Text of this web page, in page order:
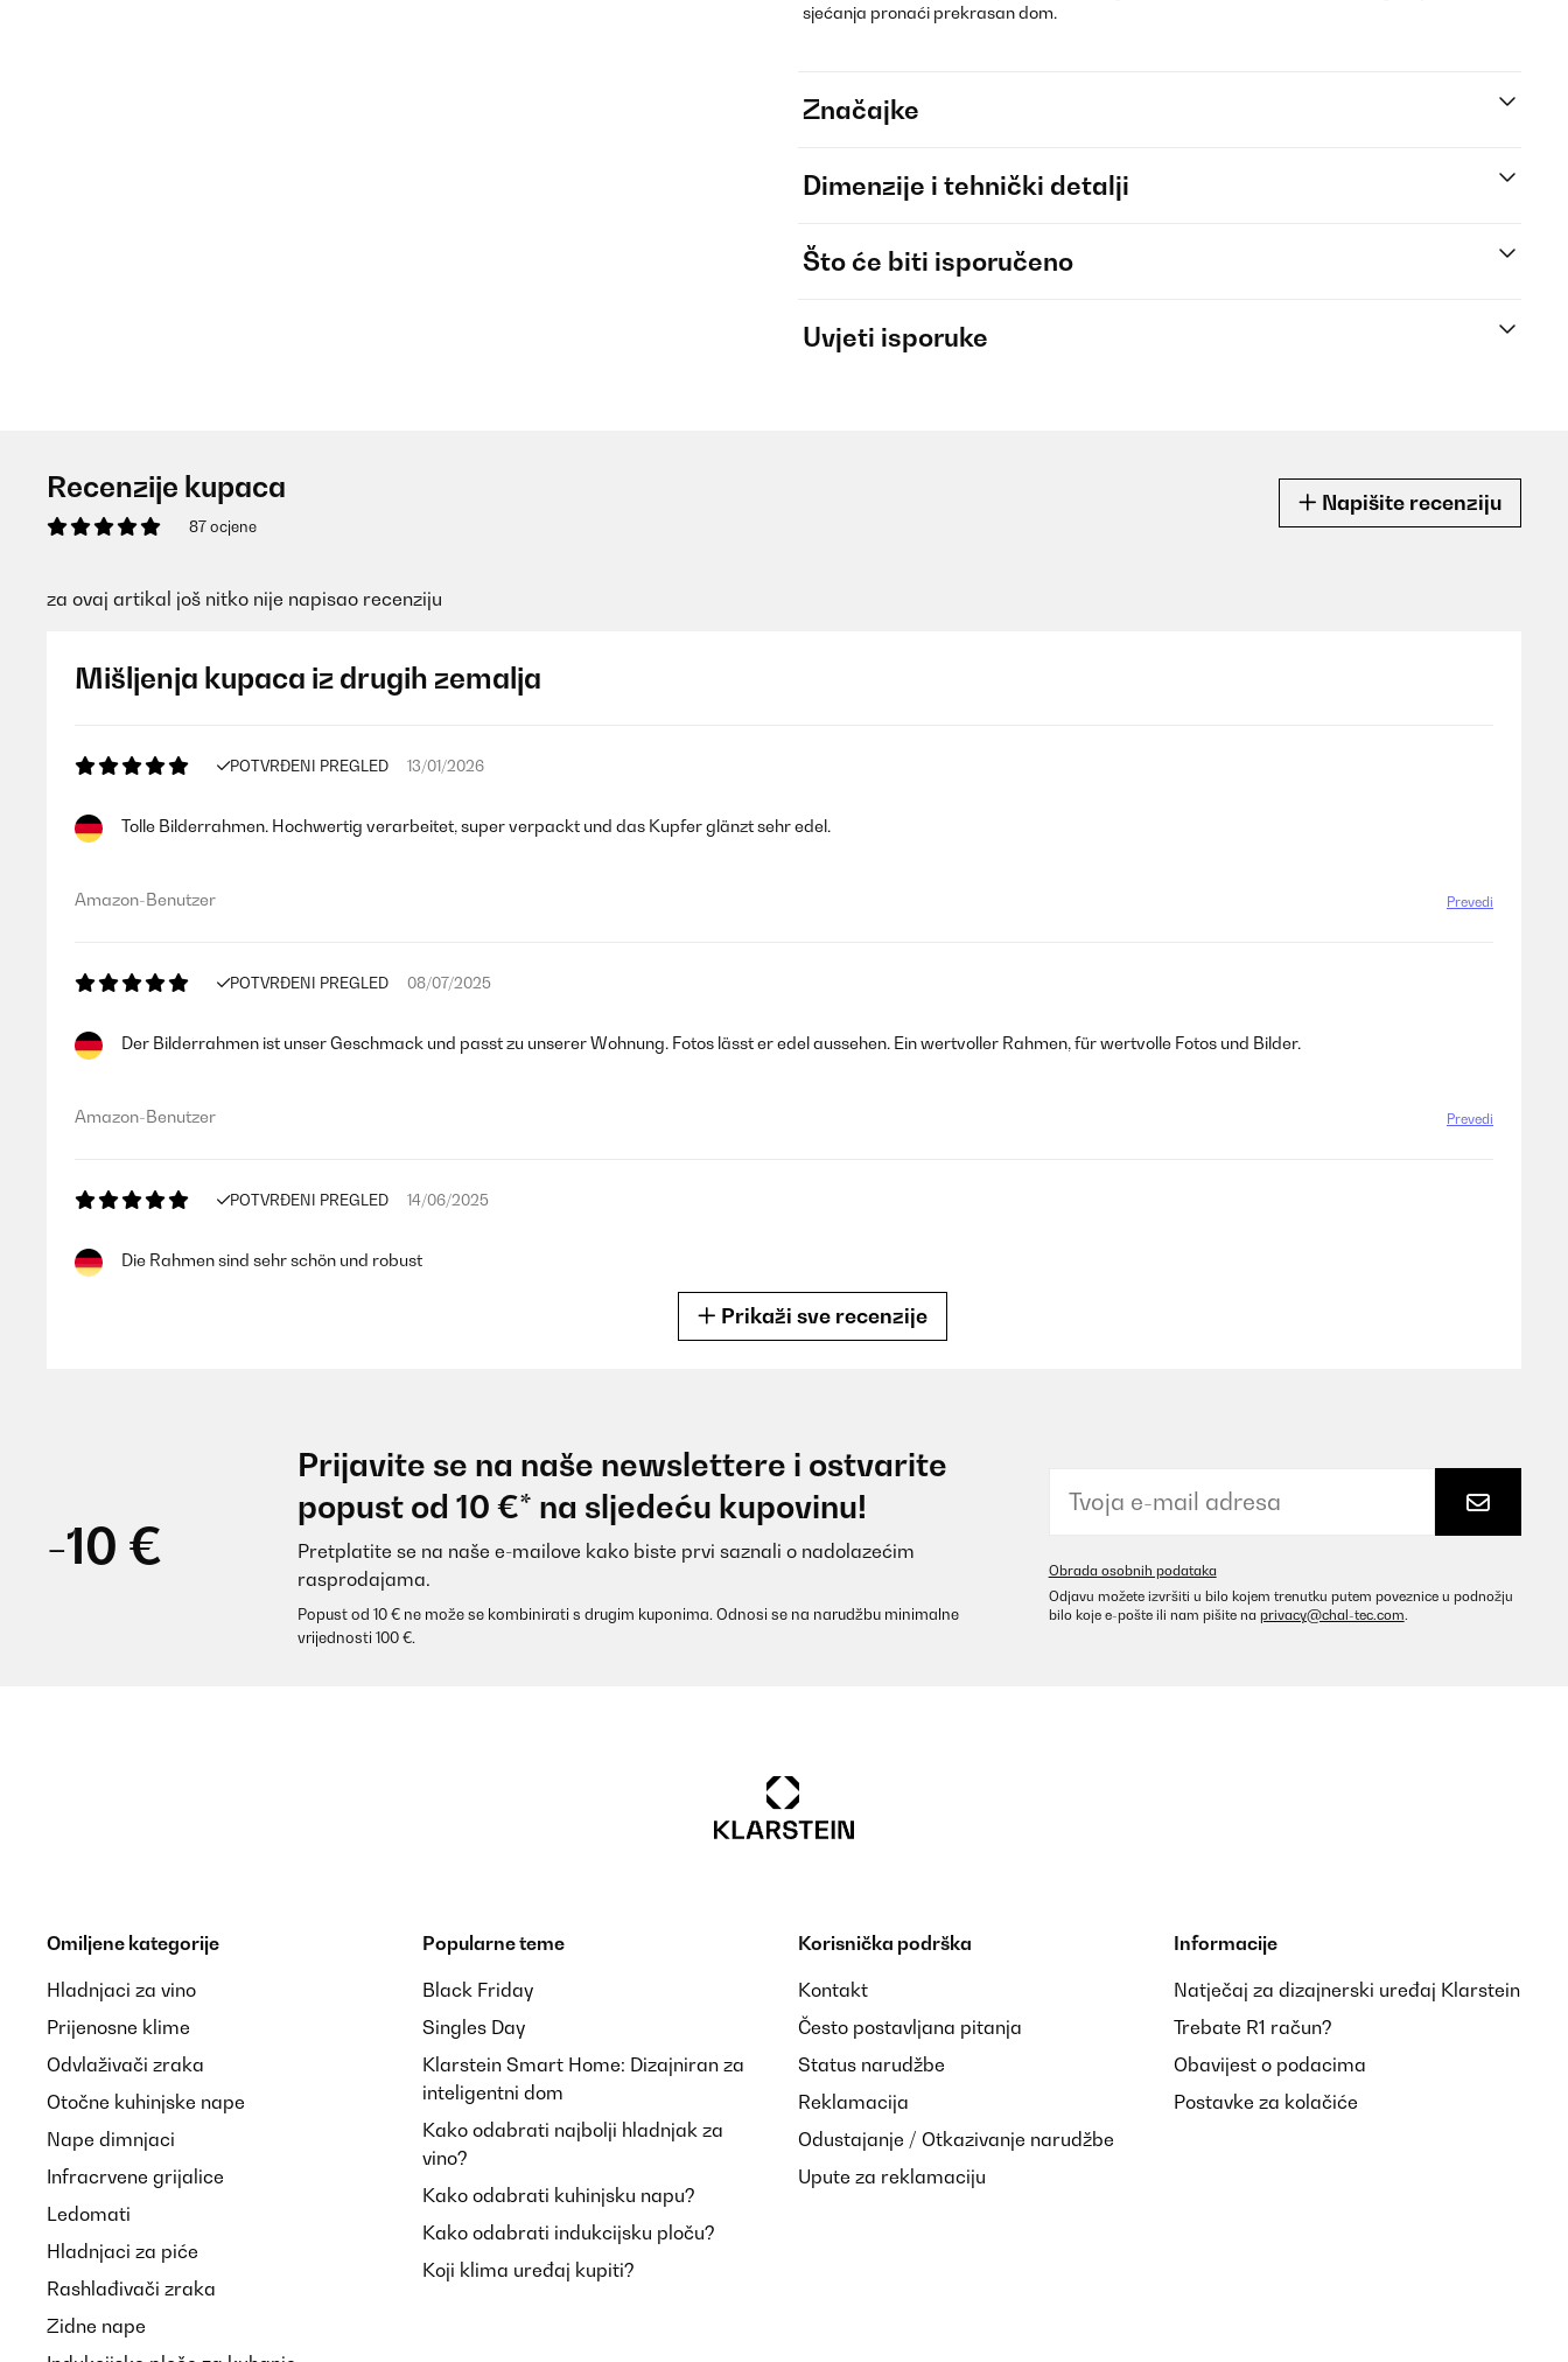
sjećanja pronaći prekrasan dom.
Značajke
Dimenzije i tehnički detalji
Što će biti isporučeno
Uvjeti isporuke
Recenzije kupaca
87 ocjene
Napišite recenziju
za ovaj artikal još nitko nije napisao recenziju
Mišljenja kupaca iz drugih zemalja
POTVRĐENI PREGLED 13/01/2026
Tolle Bilderrahmen. Hochwertig verarbeitet, super verpackt und das Kupfer glänzt sehr edel.
Amazon-Benutzer Prevedi
POTVRĐENI PREGLED 08/07/2025
Der Bilderrahmen ist unser Geschmack und passt zu unserer Wohnung. Fotos lässt er edel aussehen. Ein wertvoller Rahmen, für wertvolle Fotos und Bilder.
Amazon-Benutzer Prevedi
POTVRĐENI PREGLED 14/06/2025
Die Rahmen sind sehr schön und robust
Quality is good and has nice stable structure. It looks pretty and changes the atmosphere in a positive way.
Amazon user
POTVRĐENI PREGLED 12/12/2024
Utente Amazon Prevedi
04/11/2024
As medidas incluem o rebordo da moldura. Muito prático, e de qualidade.
Usuario/a de amazon
03/11/2024
Prikaži sve recenzije
-10 €
Prijavite se na naše newslettere i ostvarite
popust od 10 €* na sljedeću kupovinu!
Pretplatite se na naše e-mailove kako biste prvi saznali o nadolazećim
rasprodajama.
Popust od 10 € ne može se kombinirati s drugim kuponima. Odnosi se na narudžbu minimalne
vrijednosti 100 €.
Obrada osobnih podataka
Odjavu možete izvršiti u bilo kojem trenutku putem poveznice u podnožju
bilo koje e-pošte ili nam pišite na privacy@chal-tec.com.
Omiljene kategorije
Hladnjaci za vino
Prijenosne klime
Odvlaživači zraka
Otočne kuhinjske nape
Nape dimnjaci
Infracrvene grijalice
Ledomati
Hladnjaci za piće
Rashlađivači zraka
Zidne nape
Popularne teme
Black Friday
Singles Day
Klarstein Smart Home: Dizajniran za
inteligentni dom
Kako odabrati najbolji hladnjak za
vino?
Kako odabrati kuhinjsku napu?
Kako odabrati indukcijsku ploču?
Koji klima uređaj kupiti?
Korisnička podrška
Kontakt
Često postavljana pitanja
Status narudžbe
Reklamacija
Odustajanje / Otkazivanje narudžbe
Upute za reklamaciju
Informacije
Natječaj za dizajnerski uređaj Klarstein
Trebate R1 račun?
Obavijest o podacima
Postavke za kolačiće